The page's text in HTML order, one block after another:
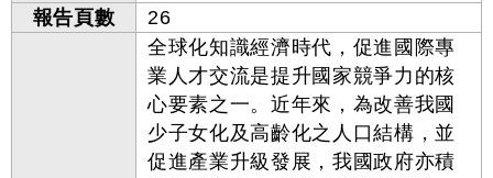
報告頁數
26
全球化知識經濟時代，促進國際專
業人才交流是提升國家競爭力的核
心要素之一。近年來，為改善我國
少子女化及高齡化之人口結構，並
促進產業升級發展，我國政府亦積